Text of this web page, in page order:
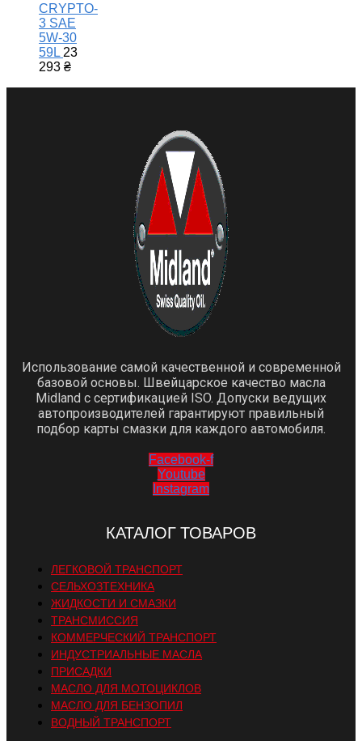
CRYPTO-
3 SAE
5W-30
59L 23
293 ₴
Использование самой качественной и современной
базовой основы. Швейцарское качество масла
Midland с сертификацией ISO. Допуски ведущих
автопроизводителей гарантируют правильный
подбор карты смазки для каждого автомобиля.
Facebook-f
Youtube
Instagram
КАТАЛОГ ТОВАРОВ
ЛЕГКОВОЙ ТРАНСПОРТ
СЕЛЬХОЗТЕХНИКА
ЖИДКОСТИ И СМАЗКИ
ТРАНСМИССИЯ
КОММЕРЧЕСКИЙ ТРАНСПОРТ
ИНДУСТРИАЛЬНЫЕ МАСЛА
ПРИСАДКИ
МАСЛО ДЛЯ МОТОЦИКЛОВ
МАСЛО ДЛЯ БЕНЗОПИЛ
ВОДНЫЙ ТРАНСПОРТ